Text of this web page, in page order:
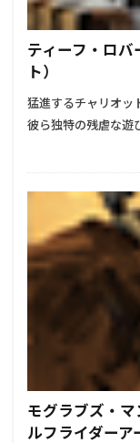
ティーフ・ロ
ト）
猛進するチャリオッ
彼ら独特の残虐な遊
モグラブズ・
ルフライダーア